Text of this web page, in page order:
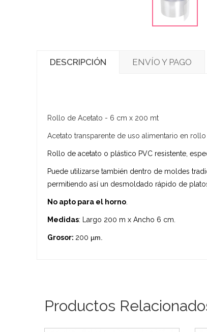
DESCRIPCIÓN ENVÍO Y PAGO
Rollo de Acetato - 6 cm x 200 mt
Acetato transparente de uso alimentario en
Rollo de acetato o plástico PVC resistente,
Puede utilizarse también dentro de moldes
permitiendo así un desmoldado rápido de
No apto para el horno
Medidas: Largo 200 m x Ancho 6 cm.
Grosor: 200 µm.
Productos